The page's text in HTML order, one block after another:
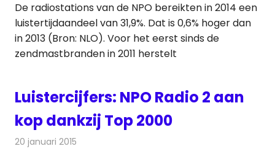
De radiostations van de NPO bereikten in 2014 een
luistertijdaandeel van 31,9%. Dat is 0,6% hoger dan
in 2013 (Bron: NLO). Voor het eerst sinds de
zendmastbranden in 2011 herstelt
Luistercijfers: NPO Radio 2 aan
kop dankzij Top 2000
20 januari 2015